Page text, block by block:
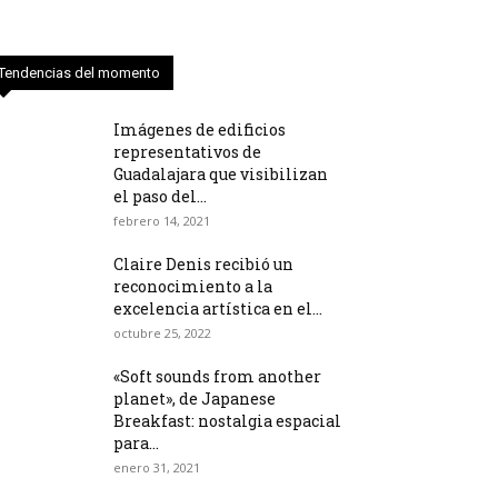
del momento
Imágenes de edificios
representativos de
Guadalajara que visibilizan
el paso del...
febrero 14, 2021
Claire Denis recibió un
reconocimiento a la
excelencia artística en el...
octubre 25, 2022
«Soft sounds from another
planet», de Japanese
Breakfast: nostalgia espacial
para...
enero 31, 2021